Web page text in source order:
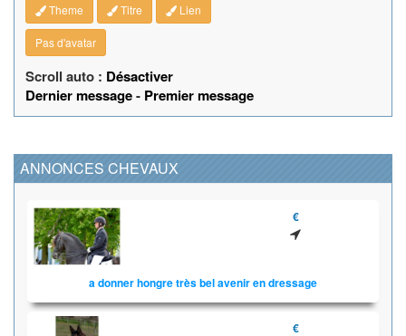
Theme Titre Lien
Pas d'avatar
Scroll auto : Désactiver
Dernier message- Premier message
ANNONCES CHEVAUX
€
a donner hongre très bel avenir en dressage
€